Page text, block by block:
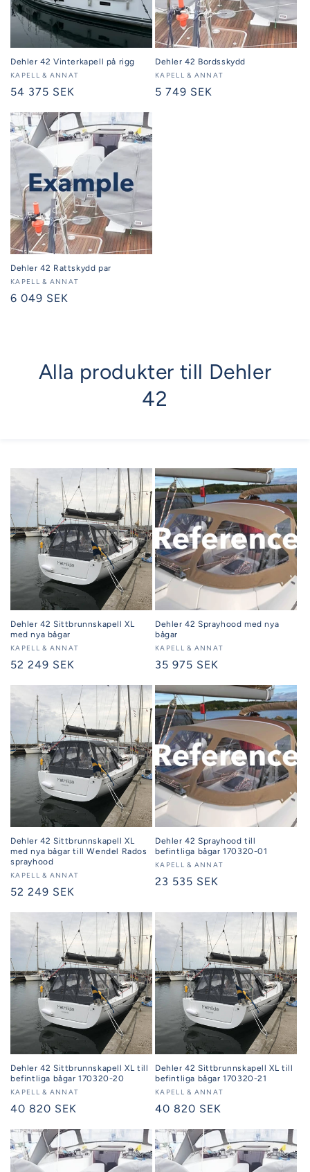
Dehler 42 Vinterkapell på rigg
Säljare:
KAPELL & ANNAT
Ordinarie
54 375 SEK
Dehler 42 Bordsskydd
Säljare:
KAPELL & ANNAT
Ordinarie
5 749 SEK
Dehler 42 Rattskydd par
Säljare:
KAPELL & ANNAT
Ordinarie
6 049 SEK
Alla produkter till Dehler
42
Dehler 42 Sittbrunnskapell XL
med nya bågar
Säljare:
KAPELL & ANNAT
Ordinarie
52 249 SEK
Dehler 42 Sprayhood med nya
bågar
Säljare:
KAPELL & ANNAT
Ordinarie
35 975 SEK
Dehler 42 Sittbrunnskapell XL
med nya bågar till Wendel Rados
sprayhood
Säljare:
KAPELL & ANNAT
Ordinarie
52 249 SEK
Dehler 42 Sprayhood till
befintliga bågar 170320-01
Säljare:
KAPELL & ANNAT
Ordinarie
23 535 SEK
Dehler 42 Sittbrunnskapell XL till
befintliga bågar 170320-20
Säljare:
KAPELL & ANNAT
Ordinarie
40 820 SEK
Dehler 42 Sittbrunnskapell XL till
befintliga bågar 170320-21
Säljare:
KAPELL & ANNAT
Ordinarie
40 820 SEK